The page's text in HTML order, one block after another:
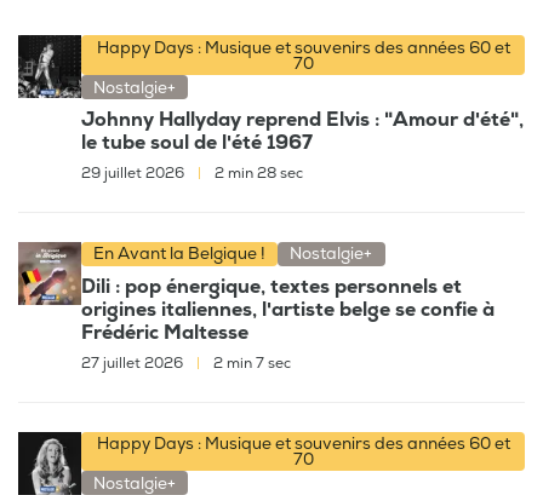
Happy Days : Musique et souvenirs des années 60 et
70
Nostalgie+
Johnny Hallyday reprend Elvis : "Amour d'été",
le tube soul de l'été 1967
29 juillet 2026 2 min 28 sec
En Avant la Belgique ! Nostalgie+
Dili : pop énergique, textes personnels et
origines italiennes, l'artiste belge se confie à
Frédéric Maltesse
27 juillet 2026 | 2 min 7 sec
Happy Days : Musique et souvenirs des années 60 et
70
Nostalgie+